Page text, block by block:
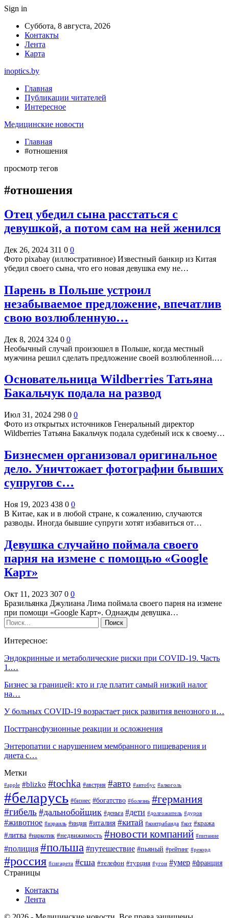
Sign in
Суббота, 8 августа, 2026
Контакты
Лента
Карта
inoptics.by
Главная
Публикации читателей
Интересное
Медицинские новости
Главная
#отношения
просмотр тегов
#отношения
Отец убедил сына расстаться с
девушкой, а потом сам на ней женился
Дек 26, 2024 311 0 0
Фото pixabay (иллюстративное) Известный банкир из Китая
убедил своего сына, что его новая девушка ему не…
Парень в Польше устроил
незабываемое предложение, впечатлив
свою возлюбленную…
Дек 8, 2024 324 0 0
Необычный случай произошел в Польше, когда местный
мужчина решил сделать предложение своей возлюбленной.…
Основательница Wildberries Татьяна
Бакальчук подала на развод
Июл 31, 2024 298 0 0
Фото из открытых источников Генеральный директор
Wildberries Татьяна Бакальчук подала судебный иск к своему…
Бизнесмен организовал оригинальное
дело. Уничтожает фотографии бывших
супругов с…
Ноя 19, 2023 438 0 0
В Китае, как и в любой стране, к сожалению, случаются
разводы. Иногда бывшие супруги хотят избавиться от…
Девушка случайно поймала своего
парня на измене с помощью «Google
Карт»
Окт 11, 2023 307 0 0
Бразильянка Джулиана Лима поймала своего парня на измене
при помощи «Google Карт». Однажды девушка…
Интересное:
Эндокринные и метаболические риски при COVID-19. Часть
1.…
Бизнес за границей: кто и где платит самый низкий налог
на…
У больных COVID-19 возрастает риск развития венозного и…
Посттрансфузионные реакции и осложнения
Энтеропатии с нарушением мембранного пищеварения и
диета с…
Метки
#apple #blizko #tochka #австрия #авто #автобус #алкоголь
#беларусь #бизнес #богатство #болезнь #германия
#гибель #дальнобойщик #деньга #дети #долгожитель #дуров
#животное #израиль #индия #италия #китай #контрабанда #кот #кража
#литва #наркотик #недвижимость #новости компаний #питание
#полиция #польша #путешествие #пьяный #рейтинг #рекорд
#россия #сигарета #сша #телефон #турция #угон #умер #франция
Страницы
Контакты
Лента